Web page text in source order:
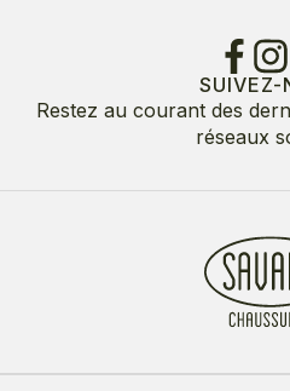
SUIVEZ-
Restez au courant des
réseaux